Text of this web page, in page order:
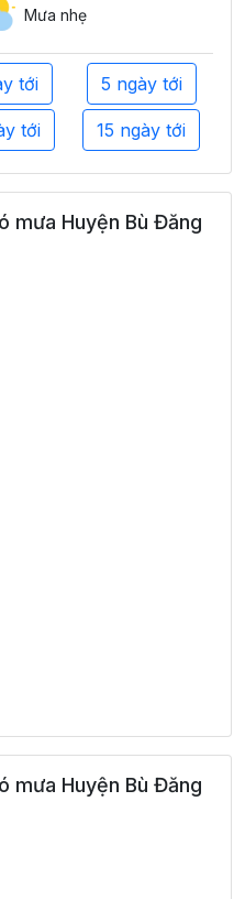
Mưa nhẹ
tới 5 ngày tới
tới 15 ngày tới
mưa Huyện Bù Đăng
mưa Huyện Bù Đăng